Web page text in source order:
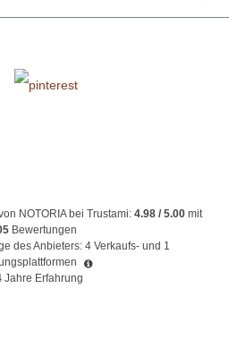
NOTORIA bei Trustami: 4.98 / 5.00mit
Bewertungen
des Anbieters: 4 Verkaufs- und 1
Jahre Erfahrung